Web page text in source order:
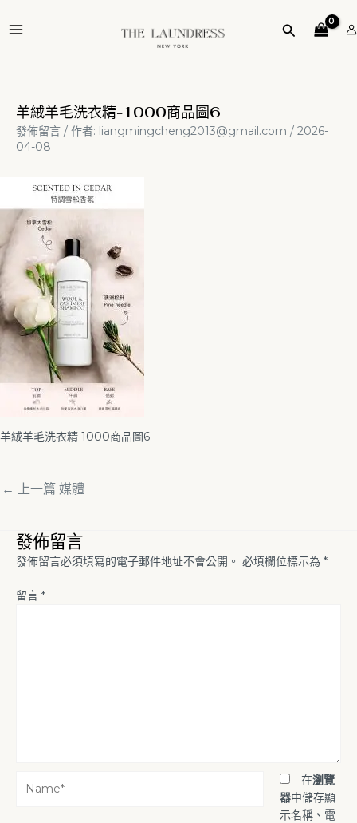
至
搜
羊絨羊毛洗衣精-1000商品圖6
發佈留言 / 作者: liangmingcheng2013@gmail.com / 2026-
04-08
羊絨羊毛洗衣精 1000商品圖6
navigation
← 上一篇 媒體
發佈留言
發佈留言必須填寫的電子郵件地址不會公開。 必填欄位標示為 *
留言 *
在瀏覽
器中儲存顯
示名稱、電